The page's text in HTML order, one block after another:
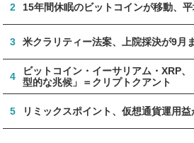
2 15年間休眠のビットコインが移動、
3 米クラリティー法案、上院採決が9月
4
ビットコイン・イーサリアム・XRP
型的な兆候」＝クリプトクアント
5 リミックスポイント、仮想通貨運用